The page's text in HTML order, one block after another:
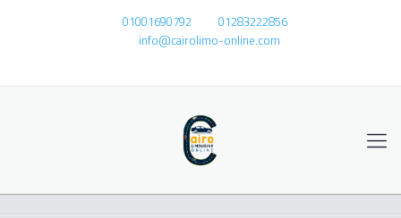
01001690792
01283222856
info@cairolimo-online.com